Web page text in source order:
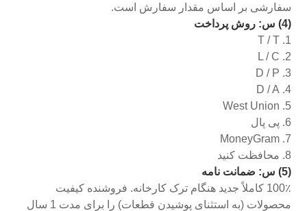
سفارشی بر اساس مقدار سفارش است.
(4) س: روش پرداخت
1. T / T
2. L / C
3. D / P
4. D / A
5. West Union
6. پی پال
7. MoneyGram
8. محافظت کنید
(5) س: ضمانت نامه
100٪ کاملاً جدید هنگام ترک کارخانه. فروشنده کیفیت
محصولات (به استثنای پوشیدن قطعات) را برای مدت 1 سال